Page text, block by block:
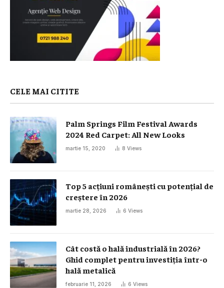
CELE MAI CITITE
Palm Springs Film Festival Awards
2024 Red Carpet: All New Looks
martie 15, 2020 8 Views
Top 5 acțiuni românești cu potențial de
creștere în 2026
martie 28, 2026 6 Views
Cât costă o hală industrială în 2026?
Ghid complet pentru investiția într-o
hală metalică
februarie 11, 2026 6 Views